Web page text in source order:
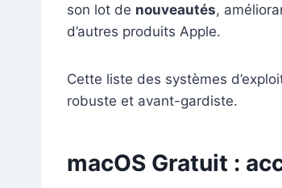
son lot de nouveautés,
d’autres produits Apple.
Cette liste des systèmes
robuste et avant-gardiste.
macOS Gratuit :